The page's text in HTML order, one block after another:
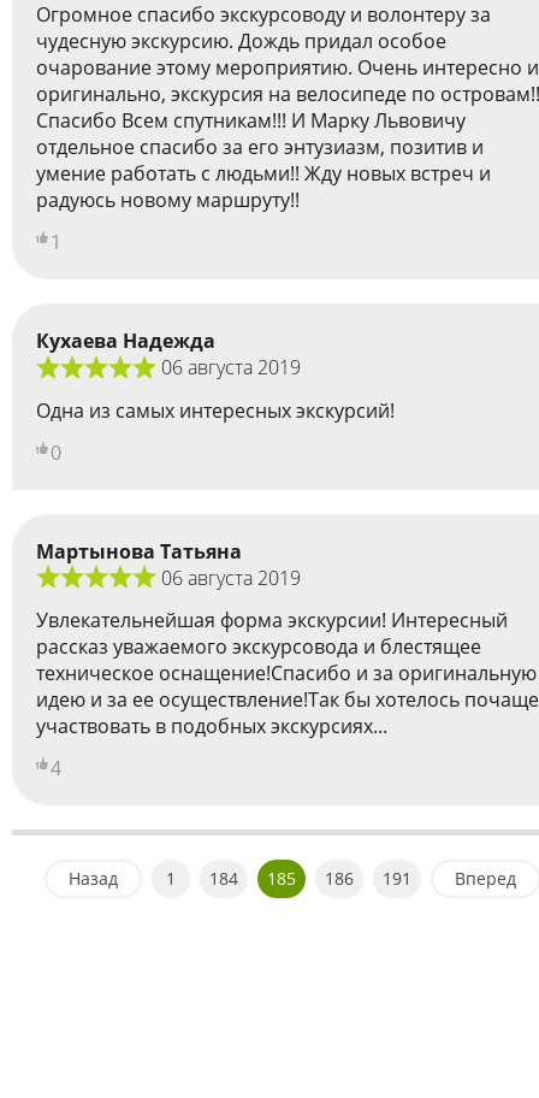
Огромное спасибо экскурсоводу и волонтеру за
чудесную экскурсию. Дождь придал особое
очарование этому мероприятию. Очень интересно и
оригинально, экскурсия на велосипеде по
Спасибо Всем спутникам!!! И Марку Львовичу
отдельное спасибо за его энтузиазм, позитив и
умение работать с людьми!! Жду новых встреч и
радуюсь новому маршруту!!
1
Кухаева Надежда
06 августа 2019
Одна из самых интересных экскурсий!
0
Мартынова Татьяна
06 августа 2019
Увлекательнейшая форма экскурсии! Интересный
рассказ уважаемого экскурсовода и блестящее
техническое оснащение!Спасибо и за оригинальную
идею и за ее осуществление!Так бы хотелось почаще
участвовать в подобных экскурсиях...
4
Назад 1 184 185 186 191 Вперед